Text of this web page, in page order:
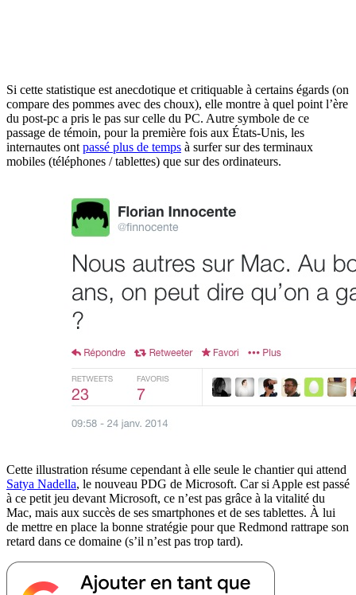
Si cette statistique est anecdotique et critiquable à certains égards (on
compare des pommes avec des choux), elle montre à quel point l’ère
du post-pc a pris le pas sur celle du PC. Autre symbole de ce
passage de témoin, pour la première fois aux États-Unis, les
internautes ont passé plus de temps à surfer sur des terminaux
mobiles (téléphones / tablettes) que sur des ordinateurs.
Cette illustration résume cependant à elle seule le chantier qui attend
Satya Nadella, le nouveau PDG de Microsoft. Car si Apple est passé
à ce petit jeu devant Microsoft, ce n’est pas grâce à la vitalité du
Mac, mais aux succès de ses smartphones et de ses tablettes. À lui
de mettre en place la bonne stratégie pour que Redmond rattrape son
retard dans ce domaine (s’il n’est pas trop tard).